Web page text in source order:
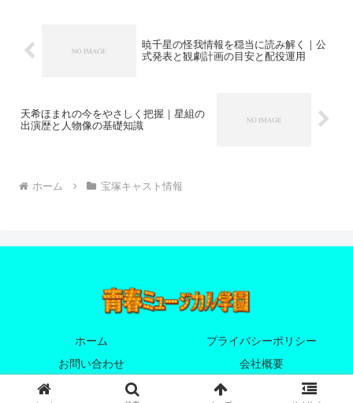
暁千星の怪我情報を穏当に読み解く｜公
式発表と観劇計画の目安と配役運用
天希ほまれの今をやさしく把握｜星組の
出演歴と人物像の基礎知識
ホーム 宝塚キャスト情報
ホーム
プライバシーポリシー
お問い合わせ
会社概要
© 2025 青春ミュージカル学園.